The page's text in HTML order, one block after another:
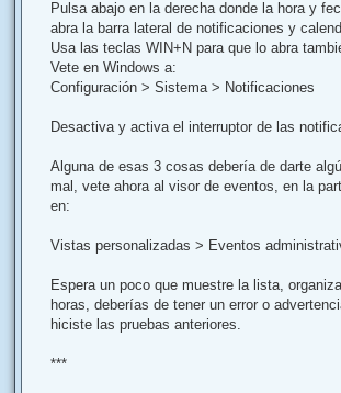
Pulsa abajo en la derecha donde la hora y
abra la barra lateral de notificaciones y
Usa las teclas WIN+N para que lo abra
Vete en Windows a:
Configuración > Sistema > Notificaciones
Desactiva y activa el interruptor de las
Alguna de esas 3 cosas debería de darte
mal, vete ahora al visor de eventos, en la
en:
Vistas personalizadas > Eventos
Espera un poco que muestre la lista,
horas, deberías de tener un error o
hiciste las pruebas anteriores.
***